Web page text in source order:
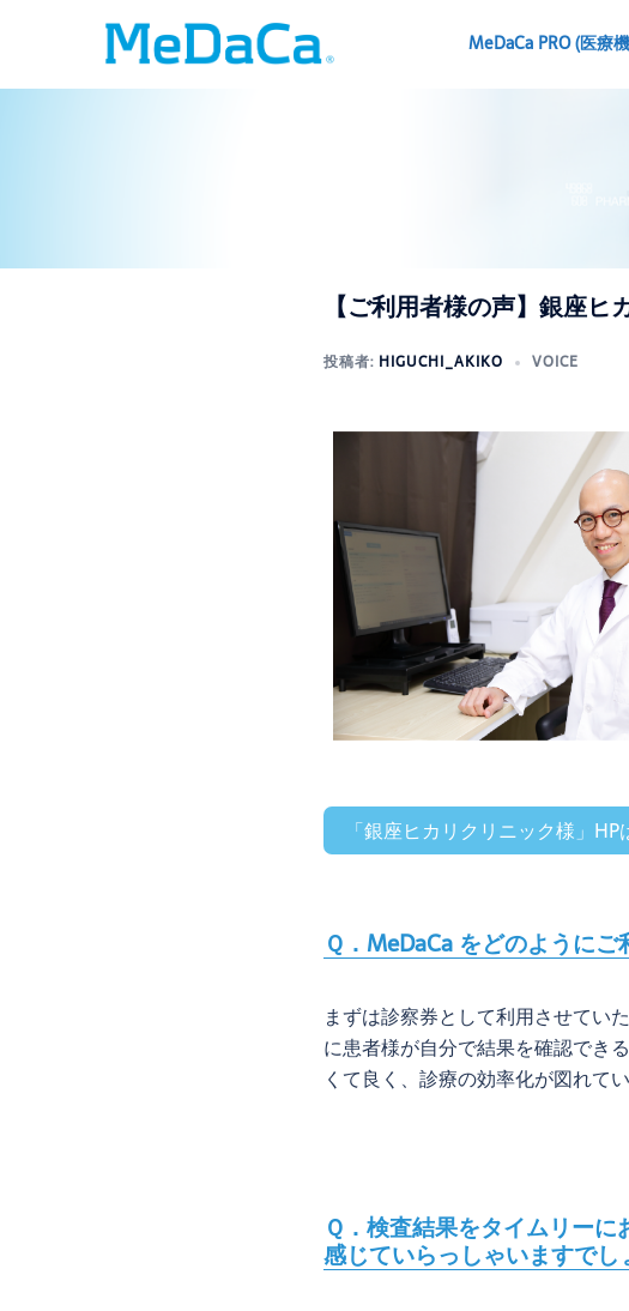
ッ
MeDaCa PRO(医療
【ご利用者様の声】銀座ヒ
投稿者: HIGUCHI_AKIKO VOICE
「銀座ヒカリクリニック様」HP
Ｑ．MeDaCa をどのように
まずは診察券として利用させてい
に患者様が自分で結果を確認でき
くて良く、診療の効率化が図れて
Ｑ．検査結果をタイムリー
感じていらっしゃいますでし